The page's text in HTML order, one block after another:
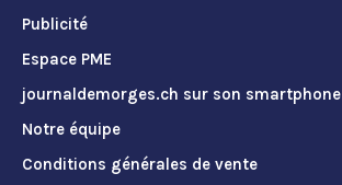
Publicité
Espace PME
journaldemorges.ch sur son smartphone
Notre équipe
Conditions générales de vente